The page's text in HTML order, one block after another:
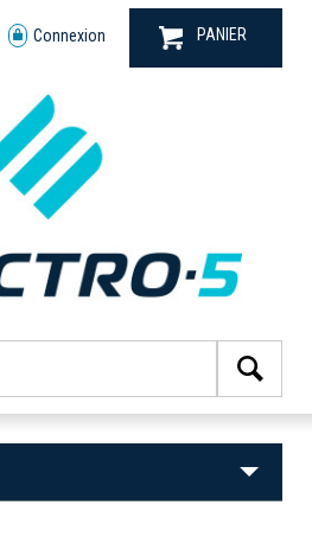
Connexion PANIER